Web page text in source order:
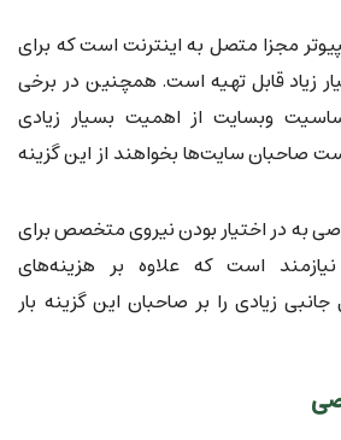
مجزا متصل به اینترنت است که برای
زیاد قابل تهیه است. همچنین در برخی
وبسایت از اهمیت بسیار زیادی
صاحبان سایت‌ها بخواهند از این گزینه
به در اختیار بودن نیروی متخصص برای
نیازمند است که علاوه بر هزینه‌های
زیادی را بر صاحبان این گزینه بار